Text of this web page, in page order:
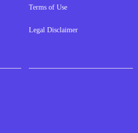
Terms of Use
Legal Disclaimer